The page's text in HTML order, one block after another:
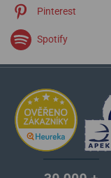
Pinterest
Spotify